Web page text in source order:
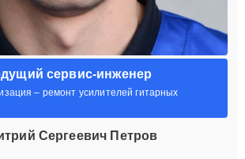
сервис-инженер
– ремонт усилителей гитарных
Сергеевич Петров